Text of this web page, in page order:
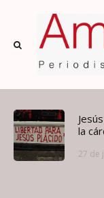
la
27 de